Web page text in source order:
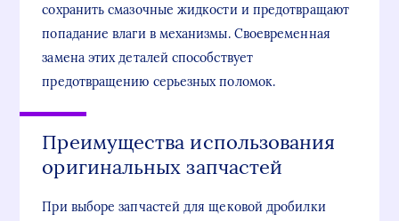
сохранить смазочные жидкости и предотвращают
попадание влаги в механизмы. Своевременная
замена этих деталей способствует
предотвращению серьезных поломок.
Преимущества использования
оригинальных запчастей
При выборе запчастей для щековой дробилки